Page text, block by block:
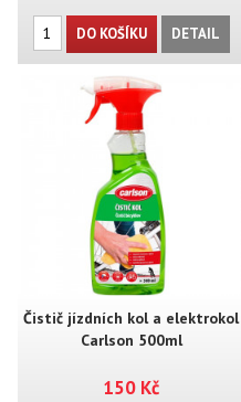
DO KOŠÍKU DETAIL
Čistič jízdních kol a elektrokol
Carlson 500ml
150 Kč